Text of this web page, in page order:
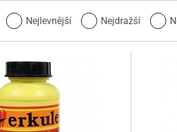
Nejlevnější Nejdražší